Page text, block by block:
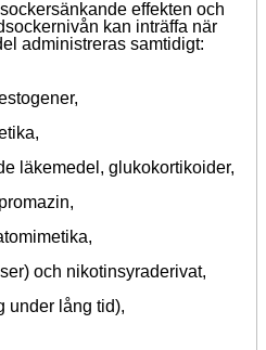
effekten och
kan inträffa när
administreras samtidigt:
läkemedel, glukokortikoider,
och nikotinsyraderivat,
under lång tid),